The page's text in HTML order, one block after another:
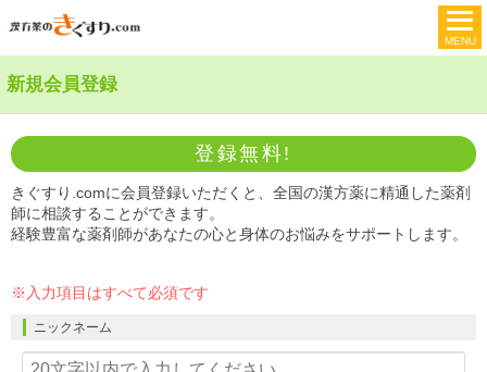
新規会員登録
登録無料!
きぐすり.comに会員登録いただくと、全国の漢方薬に精通した薬剤
師に相談することができます。
経験豊富な薬剤師があなたの心と身体のお悩みをサポートします。
※入力項目はすべて必須です
ニックネーム